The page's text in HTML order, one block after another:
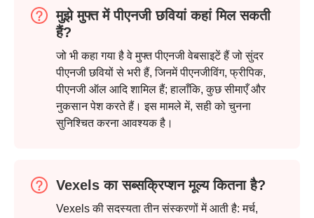
मुझे मुफ्त में पीएनजी छवियां कहां मिल सकती
हैं?
जो भी कहा गया है वे मुफ्त पीएनजी वेबसाइटें हैं जो सुंदर
पीएनजी छवियों से भरी हैं, जिनमें पीएनजीविंग, फ्रीपिक,
पीएनजी ऑल आदि शामिल हैं; हालाँकि, कुछ सीमाएँ और
नुकसान पेश करते हैं। इस मामले में, सही को चुनना
सुनिश्चित करना आवश्यक है।
Vexels का सब्सक्रिप्शन मूल्य कितना है?
Vexels की सदस्यता तीन संस्करणों में आती है: मर्च,